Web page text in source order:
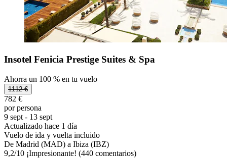
Insotel Fenicia Prestige Suites & Spa
Ahorra un 100 % en tu vuelo
1112 €
782 €
por persona
9 sept - 13 sept
Actualizado hace 1 día
Vuelo de ida y vuelta incluido
De Madrid (MAD) a Ibiza (IBZ)
9,2/10 ¡Impresionante! (440 comentarios)